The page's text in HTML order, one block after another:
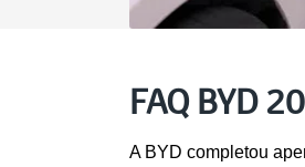
FAQ BYD
A BYD completou